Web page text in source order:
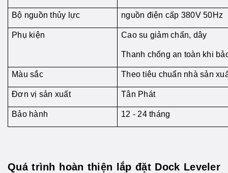
Bộ nguồn thủy lực nguồn điện cấp 380V 50Hz
Phụ kiện Cao su giảm chấn, dây
Thanh chống an toàn khi
Màu sắc Theo tiêu chuẩn nhà sản
Đơn vị sản xuất Tân Phát
Bảo hành 12 - 24 tháng
Quá trình hoàn thiện lắp đặt Dock Leveler